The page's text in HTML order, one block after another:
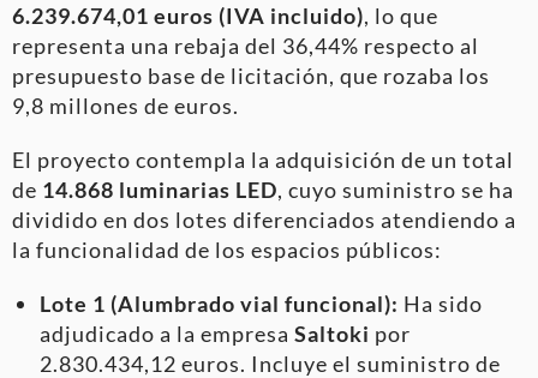
6.239.674,01 euros (IVA incluido), lo que
representa una rebaja del 36,44% respecto al
presupuesto base de licitación, que rozaba los
9,8 millones de euros.
El proyecto contempla la adquisición de un total
de 14.868 luminarias LED, cuyo suministro se ha
dividido en dos lotes diferenciados atendiendo a
la funcionalidad de los espacios públicos:
Lote 1 (Alumbrado vial funcional): Ha sido
adjudicado a la empresa Saltoki por
2.830.434,12 euros. Incluye el suministro de